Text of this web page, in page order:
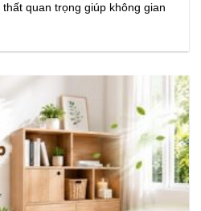
quan trọng giúp không gian